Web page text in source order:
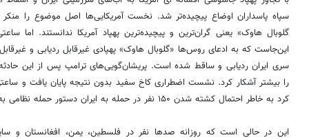
سپاه پاسداران اوضاع پیچیده‌تر شد. نخست آمریکایی‌ها اصل موضوع را
گلوبال هاوک» یعنی گران‌ترین و پیچیده‌ترین پهپاد آمریکا ندانستند. اما
این‌جاست که به ادعای روس‌ها «گلوبال هاوک» پهپادی غیرقابل ردیابی و
سری ایران ردیابی و ساقط شده است. پریشان‌گویی‌های ترامپ پس از این
را بیشتر آشکار کرد. نشست اضطراری کاخ سفید بدون نتیجه پایان یافت و
کرد به خاطر احتمال کشته شدن ۱۵۰ نفر در حمله به ایران دستور حمله نظامی به ایران را لغو کرده است!
این در حالی است که روزانه صدها نفر در فلسطین، یمن، افغانستان و